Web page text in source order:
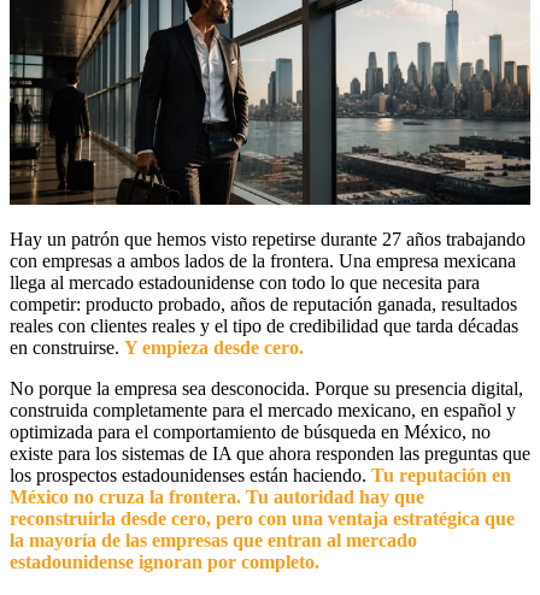
Hay un patrón que hemos visto repetirse durante 27 años trabajando
con empresas a ambos lados de la frontera. Una empresa mexicana
llega al mercado estadounidense con todo lo que necesita para
competir: producto probado, años de reputación ganada, resultados
reales con clientes reales y el tipo de credibilidad que tarda décadas
en construirse. Y empieza desde cero.
No porque la empresa sea desconocida. Porque su presencia digital,
construida completamente para el mercado mexicano, en español y
optimizada para el comportamiento de búsqueda en México, no
existe para los sistemas de IA que ahora responden las preguntas que
los prospectos estadounidenses están haciendo. Tu reputación en
México no cruza la frontera. Tu autoridad hay que
reconstruirla desde cero, pero con una ventaja estratégica que
la mayoría de las empresas que entran al mercado
estadounidense ignoran por completo.